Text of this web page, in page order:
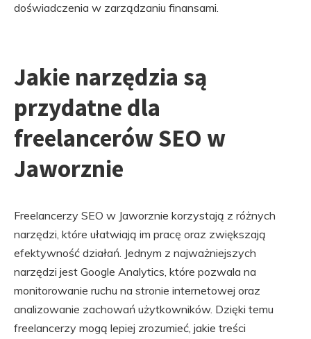
doświadczenia w zarządzaniu finansami.
Jakie narzędzia są
przydatne dla
freelancerów SEO w
Jaworznie
Freelancerzy SEO w Jaworznie korzystają z różnych
narzędzi, które ułatwiają im pracę oraz zwiększają
efektywność działań. Jednym z najważniejszych
narzędzi jest Google Analytics, które pozwala na
monitorowanie ruchu na stronie internetowej oraz
analizowanie zachowań użytkowników. Dzięki temu
freelancerzy mogą lepiej zrozumieć, jakie treści